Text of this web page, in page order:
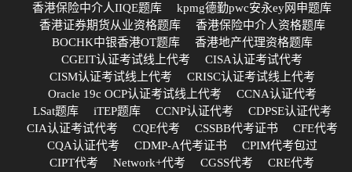
香港保险中介人IIQE题库
kpmg德勤pwc安永ey网申题库
香港证券期货从业资格题库
香港保险中介人资格题库
BOCHK中银香港OT题库
香港地产代理资格题库
CGEIT认证考试线上代考
CISA认证考试代考
CISM认证考试线上代考
CRISC认证考试线上代考
Oracle 19c OCP认证考试线上代考
CCNA认证代考
LSat题库
iTEP题库 CCNP认证代考
CDPSE认证代考
CIA认证考试代考
CQE代考 CSSBB代考证书
CFE代考
CQA认证代考
CDMP-A代考证书
CPIM代考包过
CIPT代考
Network+代考 CGSS代考
CRE代考